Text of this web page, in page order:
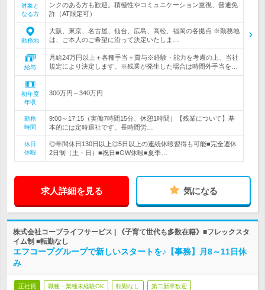
対象と
なる方
ンクのある方も歓迎。積極性やコミュニケーション重視、普通免
許（AT限定可）
勤務地
大阪、東京、名古屋、仙台、広島、高松、福岡の各拠点 ※勤務地
は、ご本人のご希望に沿って決定いたしま…
給与
月給24万円以上＋各種手当＋賞与※経験・能力を考慮の上、当社
規定により決定します。※残業が発生した場合は時間外手当を…
初年度
年収
300万円～340万円
勤務
時間
9:00～17:15（実働7時間15分、休憩1時間）【残業について】基
本的には定時退社です。長時間労…
休日
休暇
◎年間休日130日以上◎5日以上の連続休暇習得も可能■完全週休
2日制（土・日）■祝日■GW休暇■夏季…
求人詳細を見る 気になる
株式会社コープライフサービス | 《子育て世代も多数在籍》■フレックスタ
イム制 ■転勤なし
エフコープグループで新しいスタートを♪【事務】月8～11日休
み
正社員 職種・業種未経験OK 転勤なし 第二新卒歓迎